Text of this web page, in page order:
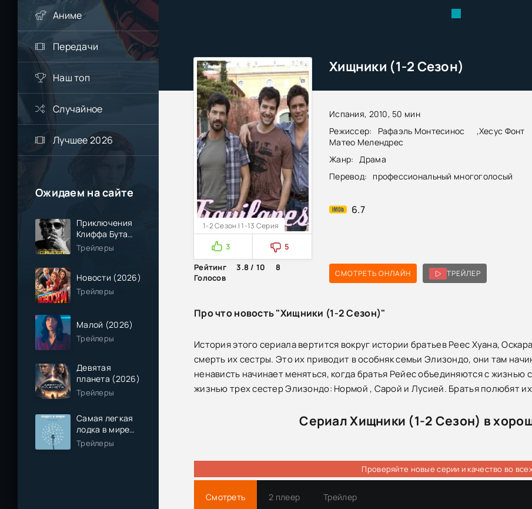
Аниме
Передачи
Наш топ
Случайное
Лучшее 2026
Ожидаем на сайте
Приключения
Клиффа Бута
(2026)
Трейлеры
Новости (2026)
Трейлеры
Малой (2026)
Трейлеры
Девятая
планета (2026)
Трейлеры
Самая легкая
лодка в мире
(2026)
Трейлеры
Хищники (1-2 Сезон)
Испания, 2010, 50 мин
Режиссер:
Рафаэль Монтесинос ,Хесус Фонт
Матео Мелендрес
Жанр:
Драма
Перевод:
профессиональный многоголосый
6.7
1-2 Сезон | 1-13 Серия
3
5
Рейтинг
3.8 / 10
8
Голосов
СМОТРЕТЬ ОНЛАЙН ТРЕЙЛЕР
Про что новость "Хищники (1-2 Сезон)"
История этого сериала вертится вокруг истории братьев Реес Хуана,
смерть их сестры. Это их приводит в особняк семьи Элизондо, они там
ненависть начинает меняться, когда братья Рейес объединяются с
жизнью трех сестер Элизондо: Нормой , Сарой и Лусией. Братья полюбят
Сериал Хищники (1-2 Сезон) в
Проверяйте новые серии и качество во
Смотреть 2 плеер Трейлер